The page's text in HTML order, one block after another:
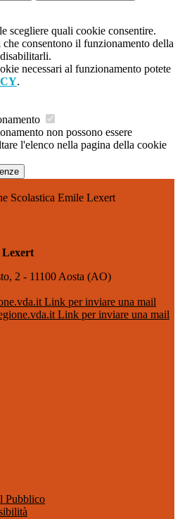
scegliere quali cookie consentire.
consentono il funzionamento della
necessari al funzionamento potete
.
non possono essere
l'elenco nella pagina della cookie
Scolastica Emile Lexert
Lexert
2 - 11100 Aosta (AO)
Link per inviare una mail
Link per inviare una mail
Pubblico